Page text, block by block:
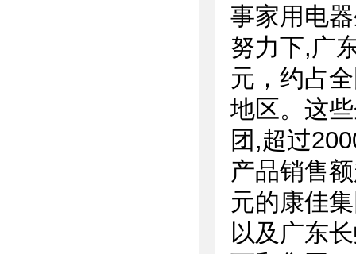
事家用电
努力下,广
元，约占
地区。这
团,超过
产品销售
元的康佳
以及广东